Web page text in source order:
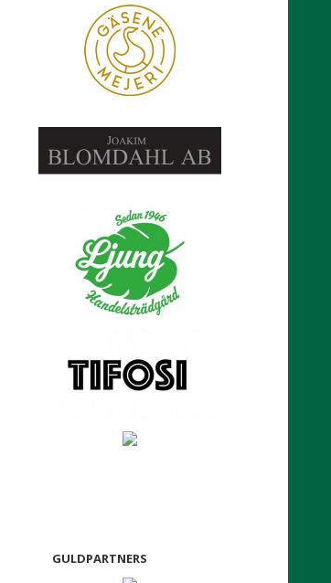
GULDPARTNERS